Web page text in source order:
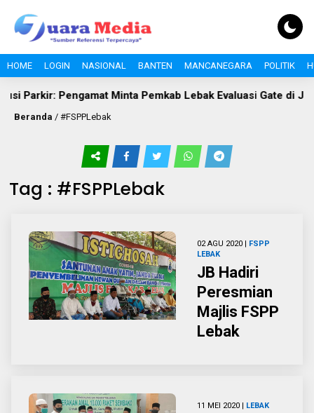
HOME LOGIN NASIONAL BANTEN MANCANEGARA POLITIK
Parkir: Pengamat Minta Pemkab Lebak Evaluasi Gate di Jalan
Beranda / #FSPPLebak
Tag : #FSPPLebak
02 AGU 2020 | FSPP
LEBAK
JB Hadiri
Peresmian
Majlis FSPP
Lebak
11 MEI 2020 | LEBAK